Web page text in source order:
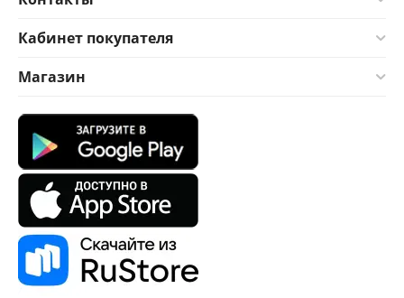
Кабинет покупателя
Магазин